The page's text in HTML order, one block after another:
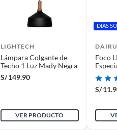
guirnalda
LIGHTECH
Lámpara Colgante de
Techo 1 Luz Mady Negra
S/ 149.90
VER PRODUCTO
DÍAS
Foco
S/